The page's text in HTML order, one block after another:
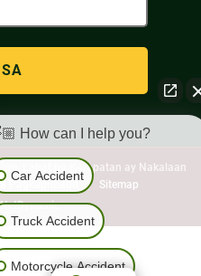
(Kinakailangan)
Lahat ng Karapatan ay Nakalaan
Pagkapribado |
Sitemap
NetDynamic
How can I help you?
Car Accident
Truck Accident
Motorcycle Accident